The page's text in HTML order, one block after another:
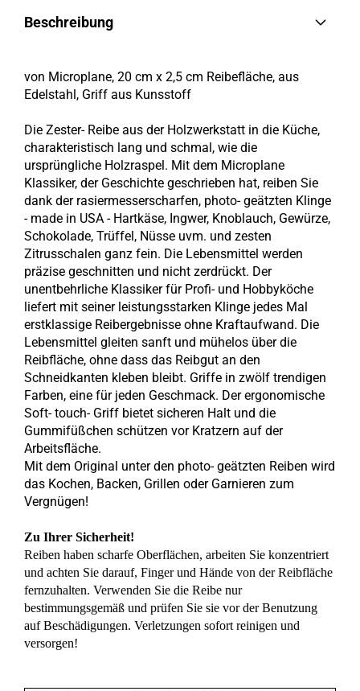
Beschreibung
von Microplane, 20 cm x 2,5 cm Reibefläche, aus
Edelstahl, Griff aus Kunsstoff
Die Zester- Reibe aus der Holzwerkstatt in die Küche,
charakteristisch lang und schmal, wie die
ursprüngliche Holzraspel. Mit dem Microplane
Klassiker, der Geschichte geschrieben hat, reiben Sie
dank der rasiermesserscharfen, photo- geätzten Klinge
- made in USA - Hartkäse, Ingwer, Knoblauch, Gewürze,
Schokolade, Trüffel, Nüsse uvm. und zesten
Zitrusschalen ganz fein. Die Lebensmittel werden
präzise geschnitten und nicht zerdrückt. Der
unentbehrliche Klassiker für Profi- und Hobbyköche
liefert mit seiner leistungsstarken Klinge jedes Mal
erstklassige Reibergebnisse ohne Kraftaufwand. Die
Lebensmittel gleiten sanft und mühelos über die
Reibfläche, ohne dass das Reibgut an den
Schneidkanten kleben bleibt. Griffe in zwölf trendigen
Farben, eine für jeden Geschmack. Der ergonomische
Soft- touch- Griff bietet sicheren Halt und die
Gummifüßchen schützen vor Kratzern auf der
Arbeitsfläche.
Mit dem Original unter den photo- geätzten Reiben wird
das Kochen, Backen, Grillen oder Garnieren zum
Vergnügen!
Zu Ihrer Sicherheit!
Reiben haben scharfe Oberflächen, arbeiten Sie konzentriert
und achten Sie darauf, Finger und Hände von der Reibfläche
fernzuhalten. Verwenden Sie die Reibe nur
bestimmungsgemäß und prüfen Sie sie vor der Benutzung
auf Beschädigungen. Verletzungen sofort reinigen und
versorgen!